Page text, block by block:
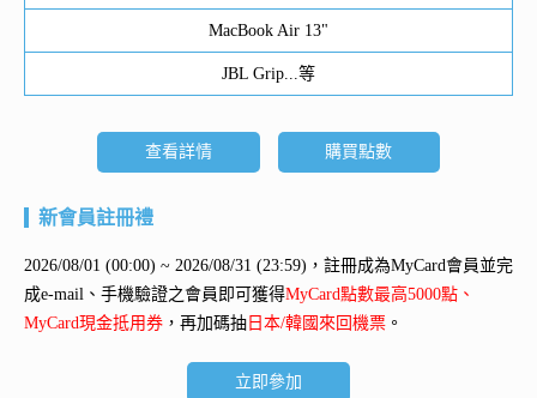
MacBook Air 13"
JBL Grip...等
查看詳情 購買點數
新會員註冊禮
2026/08/01 (00:00) ~ 2026/08/31 (23:59)，註冊成為MyCard會員並完
成e-mail、手機驗證之會員即可獲得MyCard點數最高5000點、
MyCard現金抵用券 ，再加碼抽 日本/韓國來回機票 。
立即參加